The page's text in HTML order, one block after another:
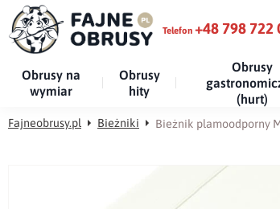
Telefon +48 798 722
Obrusy na
wymiar
Obrusy
hity
Obrusy
(hurt)
Fajneobrusy.pl Bieżniki Bieżnik plamoodporny